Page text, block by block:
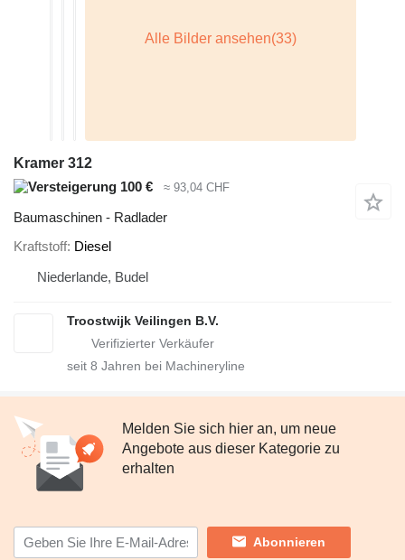
Kramer 312
100 €
≈ 93,04 CHF
Baumaschinen - Radlader
Kraftstoff Diesel
Niederlande, Budel
Troostwijk Veilingen B.V.
seit 8 Jahren bei Machineryline
Melden Sie sich hier an, um neue
Angebote aus dieser Kategorie zu
erhalten
Abonnieren